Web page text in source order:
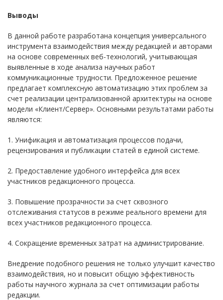
Выводы
В данной работе разработана концепция универсального
инструмента взаимодействия между редакцией и авторами
на основе современных веб-технологий, учитывающая
выявленные в ходе анализа научных работ
коммуникационные трудности. Предложенное решение
предлагает комплексную автоматизацию этих проблем за
счет реализации централизованной архитектуры на основе
модели «Клиент/Сервер». Основными результатами работы
являются:
1. Унификация и автоматизация процессов подачи,
рецензирования и публикации статей в единой системе.
2. Предоставление удобного интерфейса для всех
участников редакционного процесса.
3. Повышение прозрачности за счет сквозного
отслеживания статусов в режиме реального времени для
всех участников редакционного процесса.
4. Сокращение временных затрат на администрирование.
Внедрение подобного решения не только улучшит качество
взаимодействия, но и повысит общую эффективность
работы научного журнала за счет оптимизации работы
редакции.